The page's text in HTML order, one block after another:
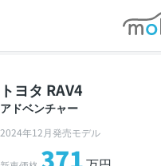
トヨタ RAV4
アドベンチャー
2024年12月発売モデル
371